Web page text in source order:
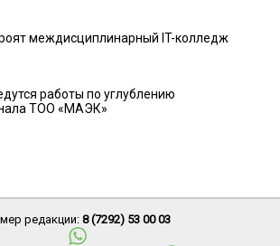
междисциплинарный IT-колледж
работы по углублению
ТОО «МАЭК»
редакции: 8 (7292) 53 00 03